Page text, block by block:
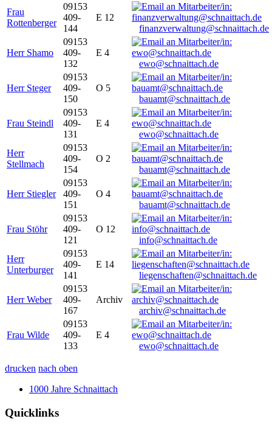
Frau
Rottenberger
09153
409-
144
E 12
finanzverwaltung@schnaittach.de
Herr Shamo
09153
409-
132
E 4
ewo@schnaittach.de
Herr Steger
09153
409-
150
O 5
bauamt@schnaittach.de
Frau Steindl
09153
409-
131
E 4
ewo@schnaittach.de
Herr
Stellmach
09153
409-
154
O 2
bauamt@schnaittach.de
Herr Stiegler
09153
409-
151
O 4
bauamt@schnaittach.de
Frau Stöhr
09153
409-
121
O 12
info@schnaittach.de
Herr
Unterburger
09153
409-
141
E 14
liegenschaften@schnaittach.de
Herr Weber
09153
409-
167
Archiv
archiv@schnaittach.de
Frau Wilde
09153
409-
133
E 4
ewo@schnaittach.de
drucken nach oben
1000 Jahre Schnaittach
Quicklinks